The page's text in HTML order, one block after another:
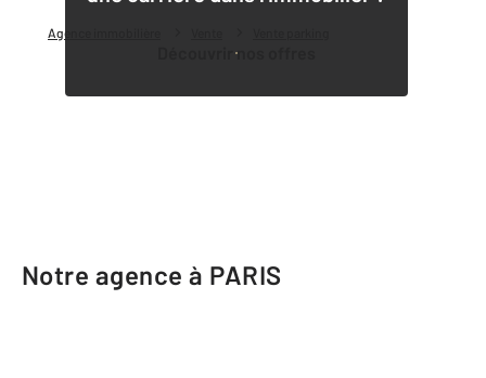
Agence immobilière
Découvrir nos offres
Notre agence à PARIS